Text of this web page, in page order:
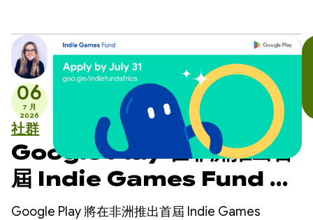
06
7 月
2026
社群
Google Play 在非洲推出首
屆 Indie Games Fund 計
畫
Google Play 將在非洲推出首屆 Indie Games